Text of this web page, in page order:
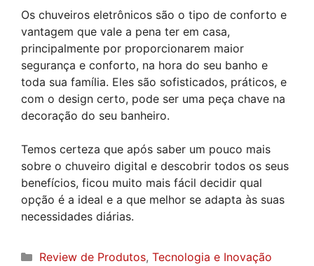
Os chuveiros eletrônicos são o tipo de conforto e
vantagem que vale a pena ter em casa,
principalmente por proporcionarem maior
segurança e conforto, na hora do seu banho e
toda sua família. Eles são sofisticados, práticos, e
com o design certo, pode ser uma peça chave na
decoração do seu banheiro.
Temos certeza que após saber um pouco mais
sobre o chuveiro digital e descobrir todos os seus
benefícios, ficou muito mais fácil decidir qual
opção é a ideal e a que melhor se adapta às suas
necessidades diárias.
Categorias
Review de Produtos, Tecnologia e Inovação